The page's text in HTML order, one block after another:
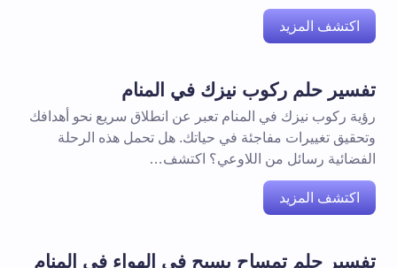
اكتشف المزيد
تفسير حلم ركوب نيزك في المنام
رؤية ركوب نيزك في المنام تعبر عن انطلاق سريع نحو أهدافك
وتحقيق تغييرات مفاجئة في حياتك. هل تحمل هذه الرحلة
الفضائية رسائل من اللاوعي؟ اكتشف…
اكتشف المزيد
تفسير حلم تمساح يسبح في الهواء في المنام